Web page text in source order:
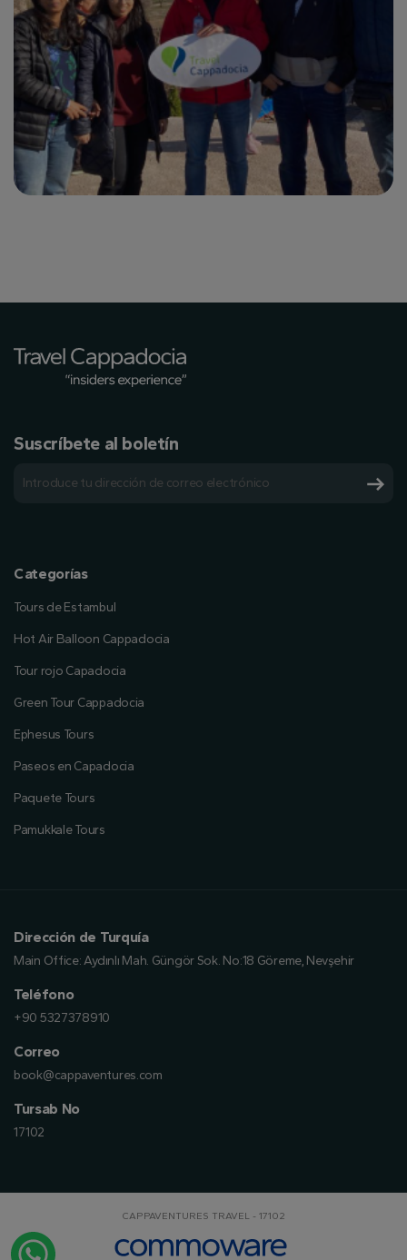
Suscríbete al boletín
Categorías
Tours de Estambul
Hot Air Balloon Cappadocia
Tour rojo Capadocia
Green Tour Cappadocia
Ephesus Tours
Paseos en Capadocia
Paquete Tours
Pamukkale Tours
Dirección de Turquía
Main Office:Aydınlı Mah. Güngör Sok. No:18 Göreme, Nevşehir
Teléfono
+90 5327378910
Correo
book@cappaventures.com
Tursab No
17102
CAPPAVENTURES TRAVEL - 17102